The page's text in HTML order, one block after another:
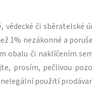
či sběratelské
1% nezákonné a
obalu či naklíčením
prosím, pečlivou
použití